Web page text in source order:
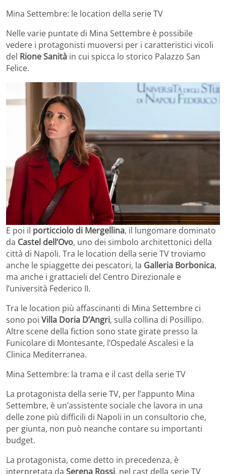
Mina Settembre: le location della serie TV
Nelle varie puntate di Mina Settembre è possibile
vedere i protagonisti muoversi per i caratteristici vicoli
del Rione Sanità in cui spicca lo storico Palazzo San
Felice.
E poi il porticciolo di Mergellina, il lungomare dominato
da Castel dell’Ovo, uno dei simbolo architettonici della
città di Napoli. Tra le location della serie TV troviamo
anche le spiaggette dei pescatori, la Galleria Borbonica,
ma anche i grattacieli del Centro Direzionale e
l’università Federico II.
Tra le location più affascinanti di Mina Settembre ci
sono poi Villa Doria D’Angri, sulla collina di Posillipo.
Altre scene della fiction sono state girate presso la
Funicolare di Montesante, l’Ospedale Ascalesi e la
Clinica Mediterranea.
Mina Settembre: la trama e il cast della serie TV
La protagonista della serie TV, per l’appunto Mina
Settembre, è un’assistente sociale che lavora in una
delle zone più difficili di Napoli in un consultorio che,
per giunta, non può neanche contare su importanti
budget.
La protagonista, come detto in precedenza, è
interpretata da Serena Rossi, nel cast della serie TV